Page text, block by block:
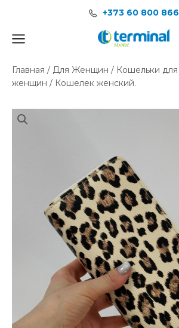
содержимому
+373 60 800 866
Main
Главная / Для Женщин / Кошельки для
женщин / Кошелек женский.
товара
Кошелек